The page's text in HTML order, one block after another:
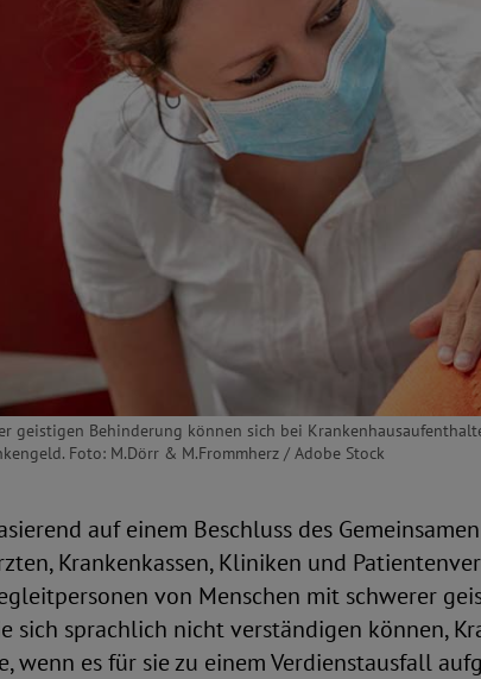
geistigen Behinderung können sich bei
Foto: M.Dörr & M.Frommherz / Adobe Stock
auf einem Beschluss des
Krankenkassen, Kliniken und
von Menschen mit schwerer
sich sprachlich nicht verständigen können,
wenn es für sie zu einem Verdienstausfall